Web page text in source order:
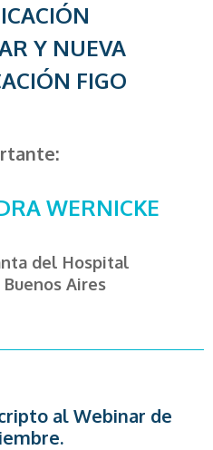
Y NUEVA
FIGO
WERNICKE
del Hospital
Aires
al Webinar de